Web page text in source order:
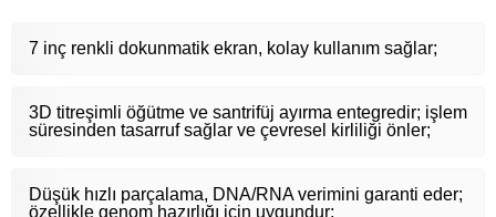
7 inç renkli dokunmatik ekran, kolay kullanım sağlar;
3D titreşimli öğütme ve santrifüj ayırma entegredir; işlem
süresinden tasarruf sağlar ve çevresel kirliliği önler;
Düşük hızlı parçalama, DNA/RNA verimini garanti eder;
özellikle genom hazırlığı için uygundur;